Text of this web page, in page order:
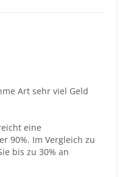
Art sehr viel Geld
eine
90%. Im Vergleich zu
bis zu 30% an